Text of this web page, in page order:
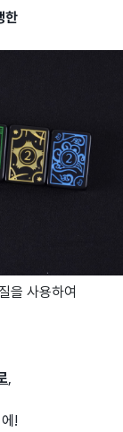
한
을 사용하여
!